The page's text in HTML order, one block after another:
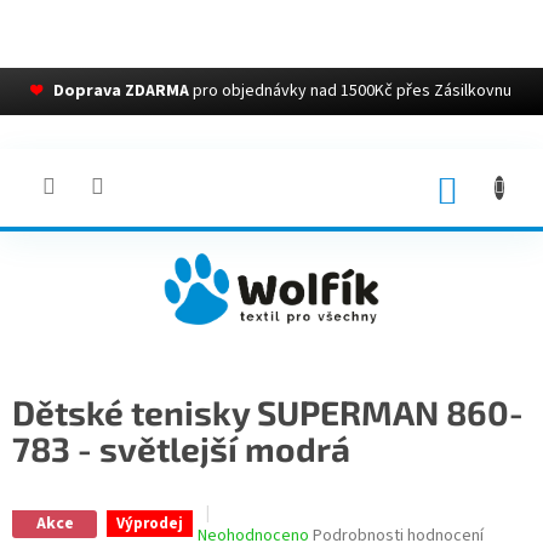
❤ Doprava ZDARMApro objednávky nad 1500Kč přes Zásilkovnu
Dětské tenisky SUPERMAN 860-
783 - světlejší modrá
Akce Výprodej
Průměrné
Neohodnoceno Podrobnosti hodnocení